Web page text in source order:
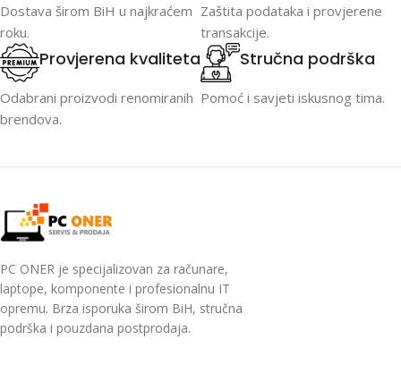
Dostava širom BiH u najkraćem
roku.
Zaštita podataka i provjerene
transakcije.
Provjerena kvaliteta
Odabrani proizvodi renomiranih
brendova.
Stručna podrška
Pomoć i savjeti iskusnog tima.
PC ONER je specijalizovan za računare,
laptope, komponente i profesionalnu IT
opremu. Brza isporuka širom BiH, stručna
podrška i pouzdana postprodaja.